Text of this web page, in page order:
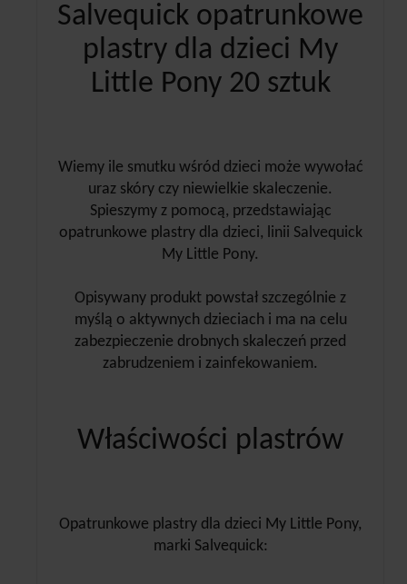
Salvequick opatrunkowe
plastry dla dzieci My
Little Pony 20 sztuk
Wiemy ile smutku wśród dzieci może wywołać
uraz skóry czy niewielkie skaleczenie.
Spieszymy z pomocą, przedstawiając
opatrunkowe plastry dla dzieci, linii Salvequick
My Little Pony.
Opisywany produkt powstał szczególnie z
myślą o aktywnych dzieciach i ma na celu
zabezpieczenie drobnych skaleczeń przed
zabrudzeniem i zainfekowaniem.
Właściwości plastrów
Opatrunkowe plastry dla dzieci My Little Pony,
marki Salvequick: